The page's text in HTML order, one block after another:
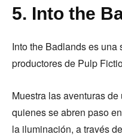
5. Into the
Into the Badlands es una
productores de Pulp
Muestra las aventuras
quienes se abren paso
la iluminación, a través